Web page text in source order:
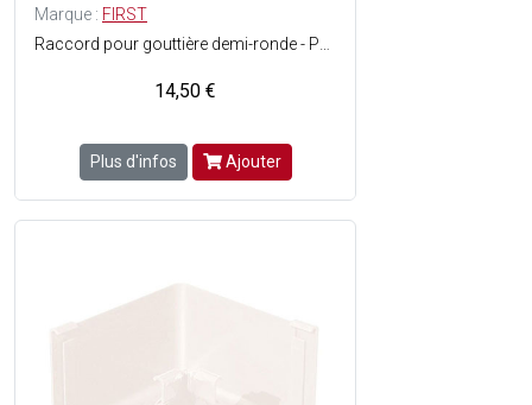
Marque : FIRST
14,50 €
Plus d'infos Ajouter